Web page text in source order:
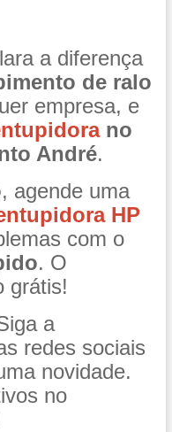
a diferença
de ralo
empresa, e
no
André.
, agende uma
HP
com o
. O
grátis!
a
redes sociais
novidade.
no